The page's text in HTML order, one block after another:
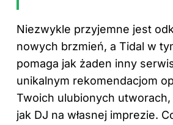
Niezwykle przyjemne jest
nowych brzmień, a Tidal w
pomaga jak żaden inny
unikalnym rekomendacjom
Twoich ulubionych
jak DJ na własnej imprezie.